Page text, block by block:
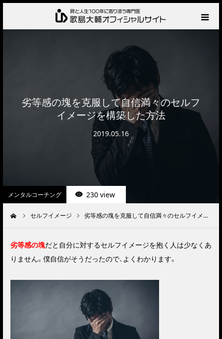
劣等感の塊を克服して自信満々のセルフ
イメージを構築した方法
2019.05.16
メンタルコーチング 230 view
セルフイメージ 劣等感の塊を克服して自信満々のセルフイメ…
劣等感の塊だと自分に対するセルフイメージを抱く人は少なくあ
りません。僕自信がそうだったので、よくわかります。
サービス
肩の診察・相談の流れ
BLOG
お問い合わせ